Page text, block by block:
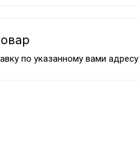
по указанному вами адресу